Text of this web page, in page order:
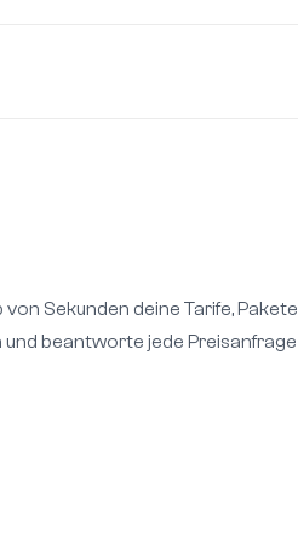
Sekunden deine Tarife, Pakete
und beantworte jede Preisanfrage